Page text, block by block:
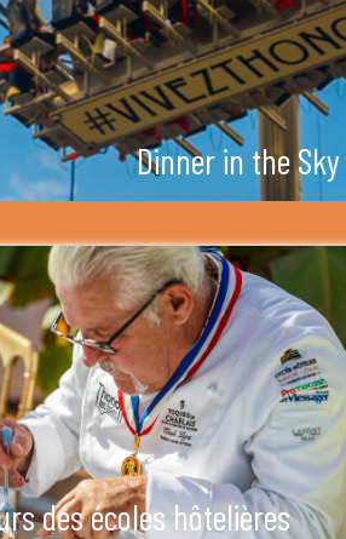
Dinner in the Sky
des écoles hôtelières